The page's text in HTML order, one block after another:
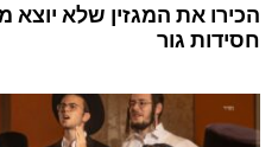
הכירו את המגזין שלא
חסידות גור